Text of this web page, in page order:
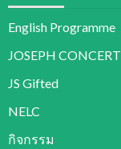
English Programme
JOSEPH CONCERT
JS Gifted
NELC
กิจกรรม